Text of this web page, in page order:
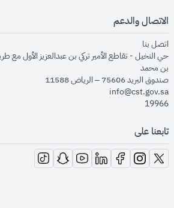
الاتصال والدعم
اتصل بنا
حي النخيل - تقاطع الأمير تركي بن عبدالعزيز الأول مع
بن محمد
صندوق البريد 75606 – الرياض 11588
info@cst.gov.sa
19966
تابعنا على
opens in new window
opens in new window
opens in new window
opens in new window
opens in new window
in new window
new window